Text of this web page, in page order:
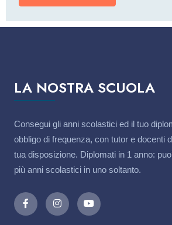
LA NOSTRA SCUOLA
Consegui gli anni scolastici ed il tuo
obbligo di frequenza, con tutor e docenti
tua disposizione. Diplomati in 1 anno:
più anni scolastici in uno soltanto.